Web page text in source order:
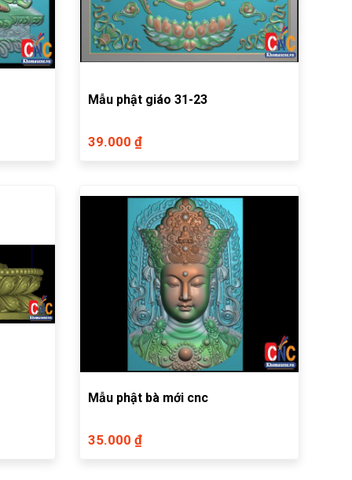
Mẫu phật giáo 31-23
39.000 ₫
Mẫu phật bà mới cnc
35.000 ₫